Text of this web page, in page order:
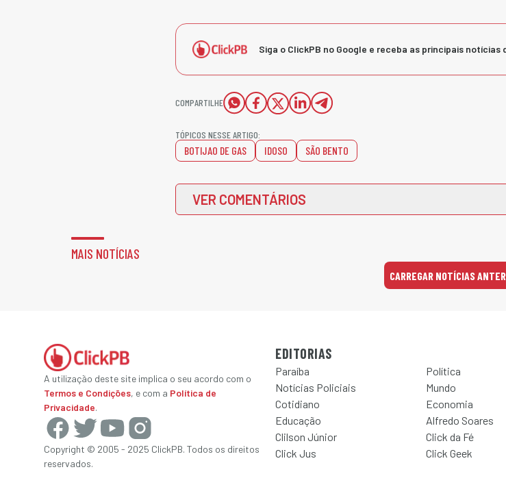
Siga o ClickPB no Google e receba as principais notícias
COMPARTILHE
TÓPICOS NESSE ARTIGO:
BOTIJAO DE GAS IDOSO SÃO BENTO
VER COMENTÁRIOS
MAIS NOTÍCIAS
CARREGAR NOTÍCIAS
A utilização deste site implica o seu acordo com o
Termos e Condições, e com a Política de
Privacidade.
Copyright © 2005 - 2025 ClickPB. Todos os direitos
reservados.
EDITORIAS
Paraíba Política
Notícias Policiais
Mundo
Cotidiano
Economia
Educação
Alfredo Soares
Clilson Júnior
Click da Fé
Click Jus
Click Geek